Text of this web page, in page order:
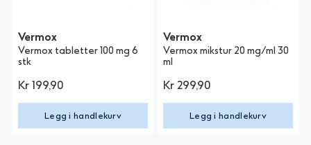
Vermox
Vermox tabletter 100 mg 6
stk
Kr 199,90
Legg i handlekurv
Vermox
Vermox mikstur 20 mg/ml 30
ml
Kr 299,90
Legg i handlekurv